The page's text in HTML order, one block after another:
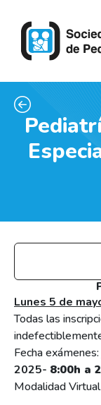
Lunes 5 de
Todas las
Fecha exámenes:
2025- 8:00h a
Modalidad Virtual